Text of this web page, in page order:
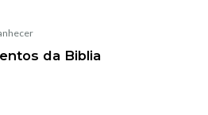
da Biblia